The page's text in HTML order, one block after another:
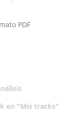
PDF
en "Mis tracks"